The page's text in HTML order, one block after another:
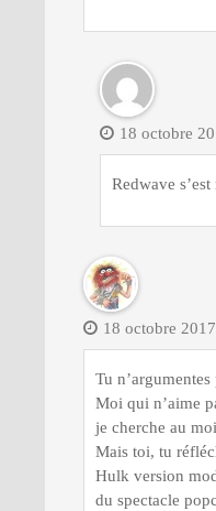
18 octobre
Redwave
18 octobre
Tu
Moi qui n’aime
je cherche au
Mais toi, tu
Hulk version
du spectacle